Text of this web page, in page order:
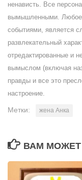
ненависть. Все
вымышленными. Любое
событиями, является
развлекательный
отредактированные и
вымыслом (включая
правды и все это
настроение.
Метки: жена Анка
ВАМ МОЖЕТ